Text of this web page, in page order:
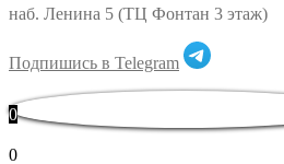
наб. Ленина 5 (ТЦ Фонтан 3 этаж)
Подпишись в Telegram
0
0